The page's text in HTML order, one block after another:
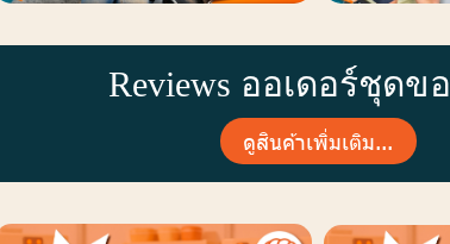
Reviews ออเดอร์ชุดข
ดูสินค้าเพิ่มเติม...